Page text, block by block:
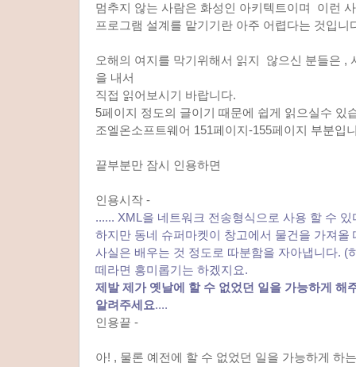
멈추지 않는 사람은 화성인 아키텍트이며 이런
프로그램 설계를 맡기기란 아주 어렵다는 것입니
오해의 여지를 막기위해서 읽지 않으신 분들은 ,
을 내서
직접 읽어보시기 바랍니다.
5페이지 정도의 글이기 때문에 쉽게 읽으실수 있
조엘온소프트웨어 151페이지-155페이지 부분입
끝부분만 잠시 인용하면
인용시작 -
...... XML을 네트워크 전송형식으로 사용 할 수
하지만 동네 슈퍼마켓이 창고에서 물건을 가져올
사실은 배우는 것 정도로 따분함을 자아냅니다. (
떼라면 흥미롭기는 하겠지요.
제발 제가 옛날에 할 수 없었던 일을 가능하게 해
알려주세요....
인용끝 -
아! , 물론 예전에 할 수 없었던 일을 가능하게 하